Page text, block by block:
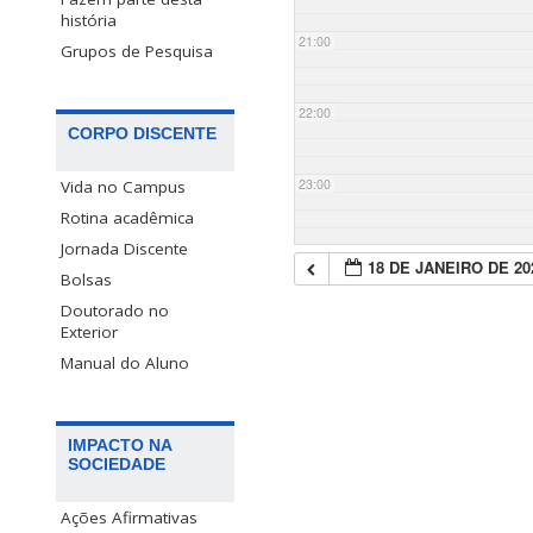
história
Grupos de Pesquisa
CORPO DISCENTE
Vida no Campus
Rotina acadêmica
Jornada Discente
Bolsas
Doutorado no
Exterior
Manual do Aluno
IMPACTO NA
SOCIEDADE
Ações Afirmativas
21:00
22:00
23:00
18 DE JANEIRO DE